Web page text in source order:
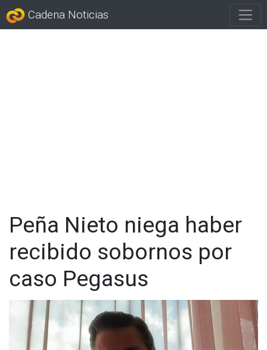
Cadena Noticias
Peña Nieto niega haber
recibido sobornos por
caso Pegasus